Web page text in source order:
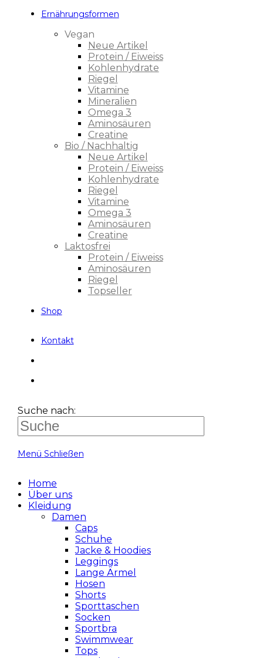
Ernährungsformen
Vegan
Neue Artikel
Protein / Eiweiss
Kohlenhydrate
Riegel
Vitamine
Mineralien
Omega 3
Aminosäuren
Creatine
Bio / Nachhaltig
Neue Artikel
Protein / Eiweiss
Kohlenhydrate
Riegel
Vitamine
Omega 3
Aminosäuren
Creatine
Laktosfrei
Protein / Eiweiss
Aminosäuren
Riegel
Topseller
Shop
Kontakt
Suche nach:
Menü Schließen
Home
Über uns
Kleidung
Damen
Caps
Schuhe
Jacke & Hoodies
Leggings
Lange Ärmel
Hosen
Shorts
Sporttaschen
Socken
Sportbra
Swimmwear
Tops